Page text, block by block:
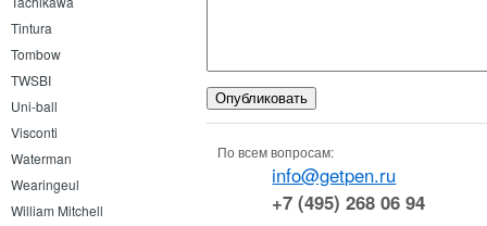
Tintura
Tombow
TWSBI
Uni-ball
Visconti
Waterman
Wearingeul
William Mitchell
По всем вопросам:
info@getpen.ru
+7 (495) 268 06 94